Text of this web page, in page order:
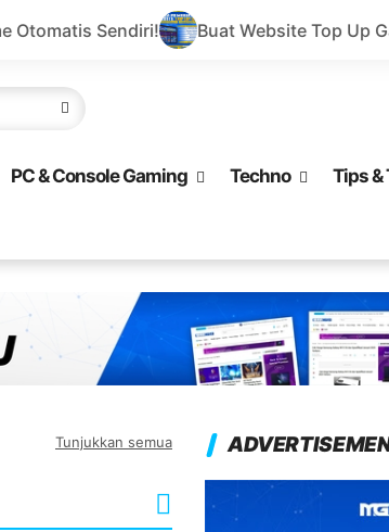
Buat Website Top Up Game Sendiri Gratis
PC & Console Gaming Techno Tips &
Tunjukkan semua